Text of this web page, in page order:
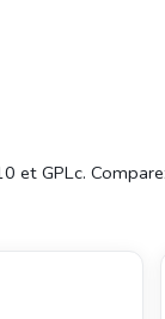
et GPLc.